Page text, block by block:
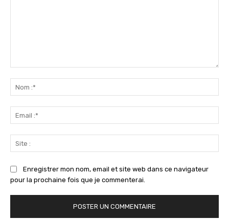
:*
:*
:
Enregistrer mon nom, email et site web dans ce navigateur
pour la prochaine fois que je commenterai.